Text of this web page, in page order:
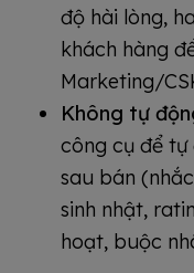
độ hài lòng,
khách hàng
Marketing/
Không tự
công cụ để
sau bán
sinh nhật,
hoạt, buộc